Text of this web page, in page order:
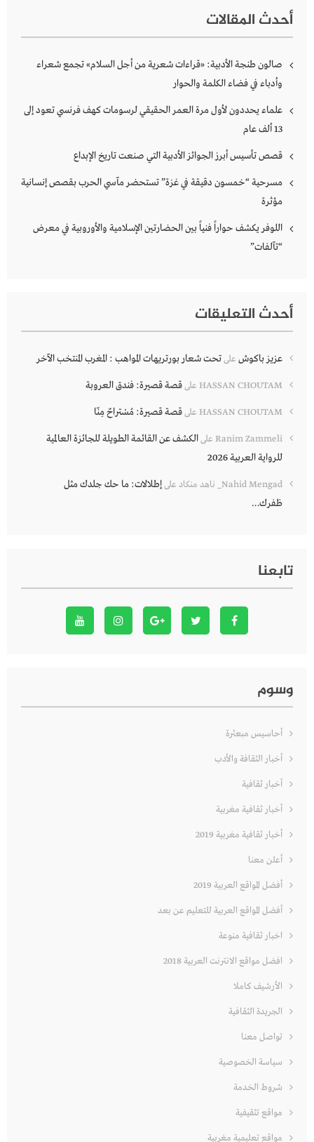
أحدث المقالات
صالون طنجة الأدبية: «قراءات شعرية من أجل السلام» تجمع شعراء
وأدباء في فضاء الكلمة والحوار
علماء يحددون لأول مرة العمر الحقيقي لرسومات كهف فرنسي تعود إلى
13 ألف عام
قصص تأسيس أبرز الجوائز الأدبية التي صنعت تاريخ الإبداع
مسرحية “خمسون دقيقة في غزة” تستحضر مآسي الحرب بقصص إنسانية
مؤثرة
اللوفر يكشف حواراً فنياً بين الحضارتين الإسلامية والأوروبية في معرض
“تآلفات”
أحدث التعليقات
عزيز باكوش علىتحت شعار بورتريهات المواهب : المغرب المنتخب الآخر
HASSAN CHOUTAM علىقصة قصيرة: فندق العروبة
HASSAN CHOUTAM علىقصة قصيرة: مُسْتراحٌ مِنّا
Ranim Zammeli علىالكشف عن القائمة الطويلة للجائزة العالمية
للرواية العربية 2026
Nahid Mengad_ ناهد منكاد علىإطلالات: ما حك جلدك مثل
ظفرك…
تابعنا
وسوم
أحاسيس مبعثرة
أخبار الثقافة والأدب
أخبار ثقافية
أخبار ثقافية مغربية
أخبار ثقافية مغربية 2019
أعلن معنا
أفضل المواقع العربية 2019
أفضل المواقع العربية للتعليم عن بعد
اخبار ثقافية منوعة
افضل مواقع الانترنت العربية 2018
الأرشيف كاملا
الجريدة الثقافية
تواصل معنا
سياسة الخصوصية
شروط الخدمة
مواقع تثقيفية
مواقع تعليمية مغربية